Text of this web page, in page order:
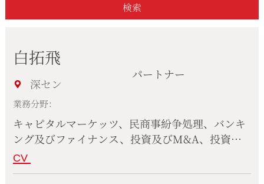
検索
白拓飛
深セン
パートナー
業務分野：
キャピタルマーケッツ、民商事紛争処理、バンキ
ング及びファイナンス、投資及びM&A、投資フ
ァンド及びPE、破産、再生及び清算、コーポレー
CV